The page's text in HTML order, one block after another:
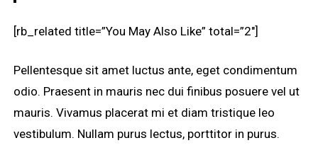
[rb_related title=”You May Also Like” total=”2″]
Pellentesque sit amet luctus ante, eget condimentum
odio. Praesent in mauris nec dui finibus posuere vel ut
mauris. Vivamus placerat mi et diam tristique leo
vestibulum. Nullam purus lectus, porttitor in purus.